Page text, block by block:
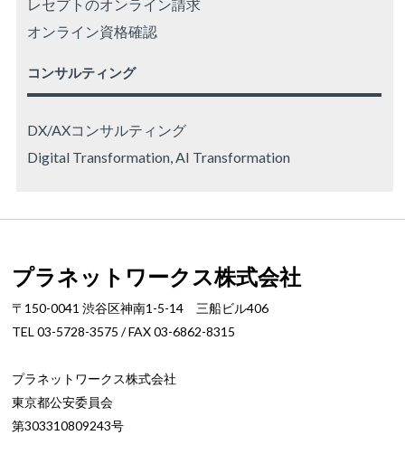
レセプトのオンライン請求
オンライン資格確認
コンサルティング
DX/AXコンサルティング
Digital Transformation, AI Transformation
プラネットワークス株式会社
〒150-0041 渋谷区神南1-5-14 三船ビル406
TEL 03-5728-3575 / FAX 03-6862-8315
プラネットワークス株式会社
東京都公安委員会
第303310809243号